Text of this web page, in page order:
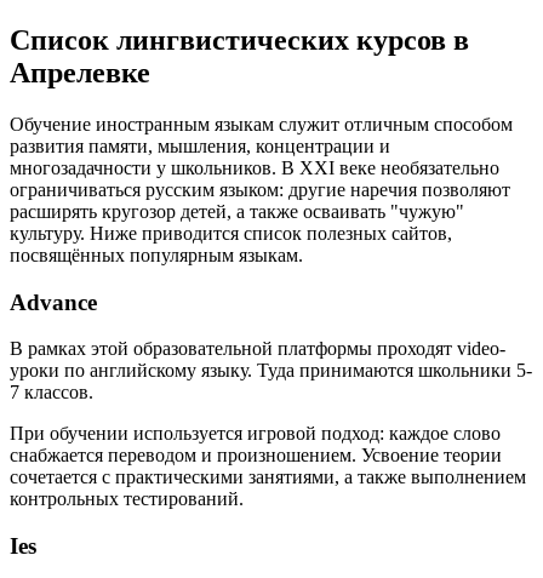
Список лингвистических курсов в
Апрелевке
Обучение иностранным языкам служит отличным способом
развития памяти, мышления, концентрации и
многозадачности у школьников. В XXI веке необязательно
ограничиваться русским языком: другие наречия позволяют
расширять кругозор детей, а также осваивать "чужую"
культуру. Ниже приводится список полезных сайтов,
посвящённых популярным языкам.
Advance
В рамках этой образовательной платформы проходят video-
уроки по английскому языку. Туда принимаются школьники 5-
7 классов.
При обучении используется игровой подход: каждое слово
снабжается переводом и произношением. Усвоение теории
сочетается с практическими занятиями, а также выполнением
контрольных тестирований.
Ies